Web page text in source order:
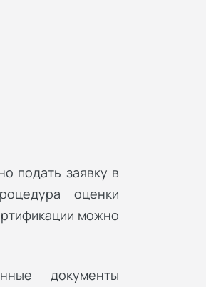
подать заявку в
оценки
можно
документы